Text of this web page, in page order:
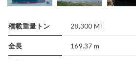
積載重量トン 28,300 MT
全長 169.37 m